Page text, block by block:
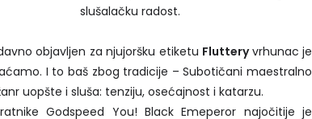
slušalačku radost.
objavljen za njujoršku etiketu Flutteryvrhunac je
I to baš zbog tradicije – Subotičani maestralno
uopšte i sluša: tenziju, osećajnost i katarzu.
Godspeed You! Black Emeperor najočitije je